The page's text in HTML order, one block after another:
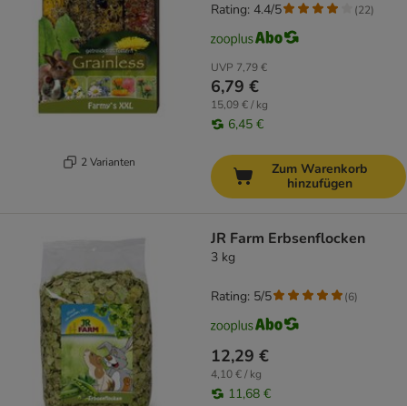
2 Varianten
UVP 7,79 €
6,79 €
15,09 € / kg
6,45 €
Rating: 4.4/5 (22)
Zum Warenkorb
hinzufügen
JR Farm Erbsenflocken
3 kg
12,29 €
4,10 € / kg
11,68 €
Rating: 5/5 (6)